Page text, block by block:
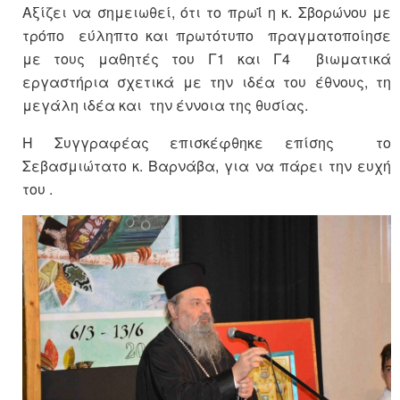
Αξίζει να σημειωθεί, ότι το πρωΐ η κ. Σβορώνου με
τρόπο εύληπτο και πρωτότυπο πραγματοποίησε
με τους μαθητές του Γ1 και Γ4 βιωματικά
εργαστήρια σχετικά με την ιδέα του έθνους, τη
μεγάλη ιδέα και την έννοια της θυσίας.
Η Συγγραφέας επισκέφθηκε επίσης το
Σεβασμιώτατο κ. Βαρνάβα, για να πάρει την ευχή
του .